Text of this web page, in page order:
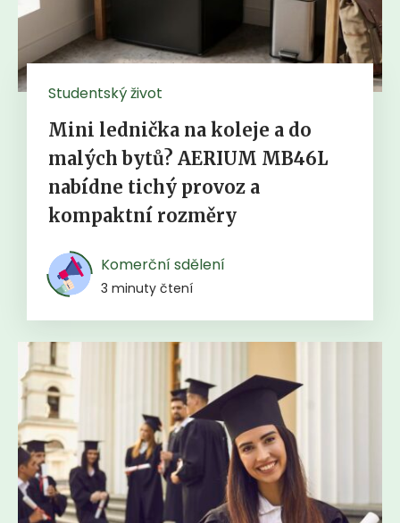
Studentský život
Mini lednička na koleje a do
malých bytů? AERIUM MB46L
nabídne tichý provoz a
kompaktní rozměry
Komerční sdělení
3 minuty čtení